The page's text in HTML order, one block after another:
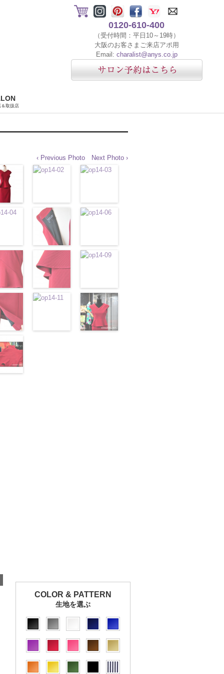
0120-610-400
（受付時間：平日10～19時）
大阪のお客さまご来店アポ用
Email: charalist@anys.co.jp
＆取扱店
‹ Previous Photo Next Photo ›
COLOR & PATTERN
生地を選ぶ